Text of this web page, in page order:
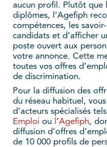
aucun profil. Plutôt que
diplômes, l’Agefiph
compétences, les
candidats et d’afficher
poste ouvert aux
votre annonce. Cette
toutes vos offres
de discrimination.
Pour la diffusion des
du réseau habituel,
d’acteurs spécialisés
Emploi ou l’Agefiph,
diffusion d’offres
de 10 000 profils de